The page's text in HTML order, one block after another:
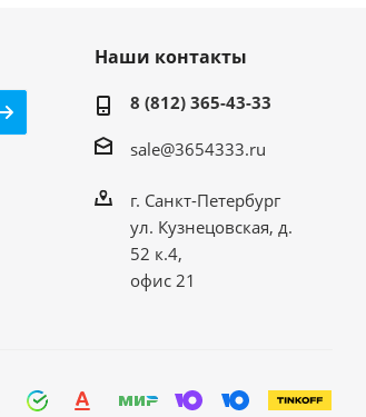
Наши контакты
8 (812) 365-43-33
sale@3654333.ru
г. Санкт-Петербург
ул. Кузнецовская, д.
52 к.4,
офис 21